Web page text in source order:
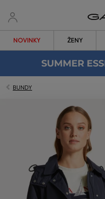
NOVINKY ŽENY
SUMMER
BUNDY